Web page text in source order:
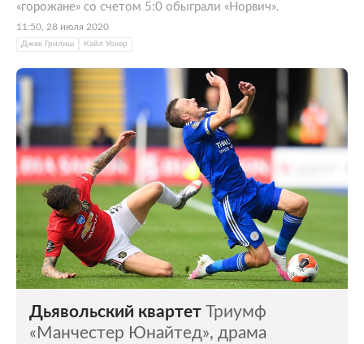
«горожане» со счетом 5:0 обыграли «Норвич».
11:50, 28 июля 2020
Джек Грилиш Кайл Уокер
Дьявольский квартет Триумф
«Манчестер Юнайтед», драма